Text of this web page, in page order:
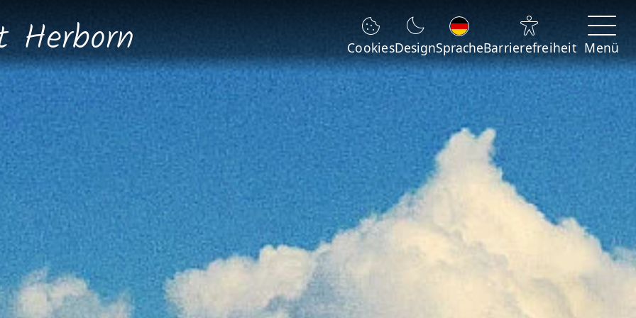
Herborn CookiesDesign
Sprache wechseln
SpracheBarrierefreiheit Menü